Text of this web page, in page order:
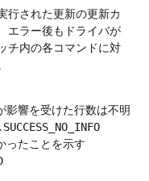
行された更新の更新カ
エラー後もドライバが
チ内の各コマンドに対
影響を受けた行数は不明
ったことを示す